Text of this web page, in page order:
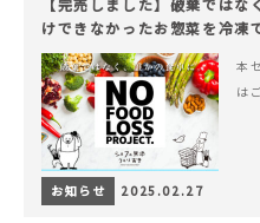
【完売しました】破棄では
けできなかったお惣菜を冷凍
本
は
お知らせ 2025.02.27